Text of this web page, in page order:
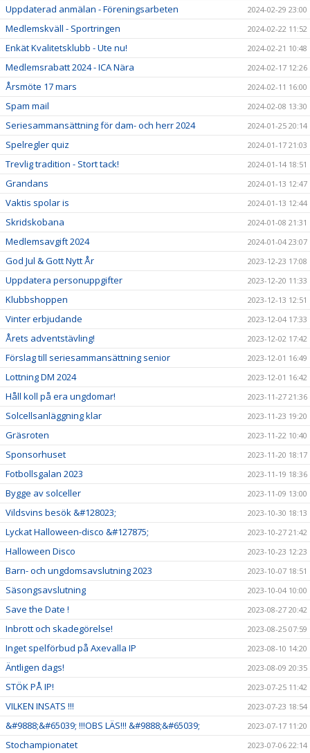
Uppdaterad anmälan - Föreningsarbeten 2024-02-29 23:00
Medlemskväll - Sportringen 2024-02-22 11:52
Enkät Kvalitetsklubb - Ute nu! 2024-02-21 10:48
Medlemsrabatt 2024 - ICA Nära 2024-02-17 12:26
Årsmöte 17 mars 2024-02-11 16:00
Spam mail 2024-02-08 13:30
Seriesammansättning för dam- och herr 2024 2024-01-25 20:14
Spelregler quiz 2024-01-17 21:03
Trevlig tradition - Stort tack! 2024-01-14 18:51
Grandans 2024-01-13 12:47
Vaktis spolar is 2024-01-13 12:44
Skridskobana 2024-01-08 21:31
Medlemsavgift 2024 2024-01-04 23:07
God Jul & Gott Nytt År 2023-12-23 17:08
Uppdatera personuppgifter 2023-12-20 11:33
Klubbshoppen 2023-12-13 12:51
Vinter erbjudande 2023-12-04 17:33
Årets adventstävling! 2023-12-02 17:42
Förslag till seriesammansättning senior 2023-12-01 16:49
Lottning DM 2024 2023-12-01 16:42
Håll koll på era ungdomar! 2023-11-27 21:36
Solcellsanläggning klar 2023-11-23 19:20
Gräsroten 2023-11-22 10:40
Sponsorhuset 2023-11-20 18:17
Fotbollsgalan 2023 2023-11-19 18:36
Bygge av solceller 2023-11-09 13:00
Vildsvins besök &#128023; 2023-10-30 18:13
Lyckat Halloween-disco &#127875; 2023-10-27 21:42
Halloween Disco 2023-10-23 12:23
Barn- och ungdomsavslutning 2023 2023-10-07 18:51
Säsongsavslutning 2023-10-04 10:00
Save the Date ! 2023-08-27 20:42
Inbrott och skadegörelse! 2023-08-25 07:59
Inget spelförbud på Axevalla IP 2023-08-10 14:20
Äntligen dags! 2023-08-09 20:35
STÖK PÅ IP! 2023-07-25 11:42
VILKEN INSATS !!! 2023-07-23 18:54
&#9888;&#65039; !!!OBS LÄS!!! &#9888;&#65039; 2023-07-17 11:20
Stochampionatet 2023-07-06 22:14